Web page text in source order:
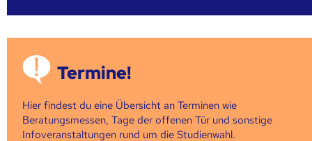
Termine!
Hier findest du eine Übersicht an Terminen wie
Beratungsmessen, Tage der offenen Tür und sonstige
Infoveranstaltungen rund um die Studienwahl.